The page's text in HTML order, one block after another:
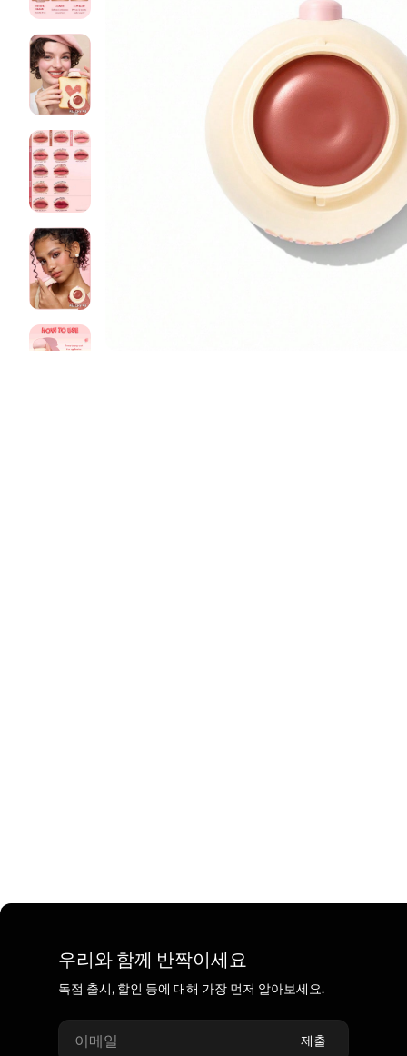
우리와 함께 반짝이세요
독점 출시, 할인 등에 대해 가장 먼저 알아보세요.
이메일 제출